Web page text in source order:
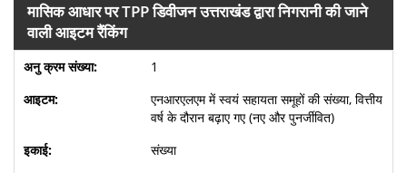
मासिक आधार पर TPP डिवीजन उत्तराखंड द्वारा निगरानी की जाने
वाली आइटम रैंकिंग
1
एनआरएलएम में स्वयं सहायता समूहों की संख्या, वित्तीय
वर्ष के दौरान बढ़ाए गए (नए और पुनर्जीवित)
संख्या